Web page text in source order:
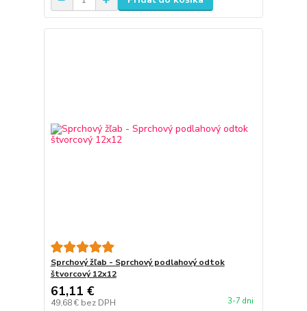
Sprchový žľab - Sprchový podlahový odtok
štvorcový 12x12
61,11 €
49,68 € bez DPH 3-7 dni